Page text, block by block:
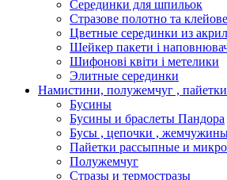
Серединки для шпильок
Стразове полотно та
Цветные серединки из
Шейкер пакети і
Шифонові квіти і метелики
Элитные серединки
Намистини, полужемчуг , пайетки
Бусины
Бусины и браслеты Пандора
Бусы , цепочки ,
Пайетки рассыпные и
Полужемчуг
Стразы и термостразы